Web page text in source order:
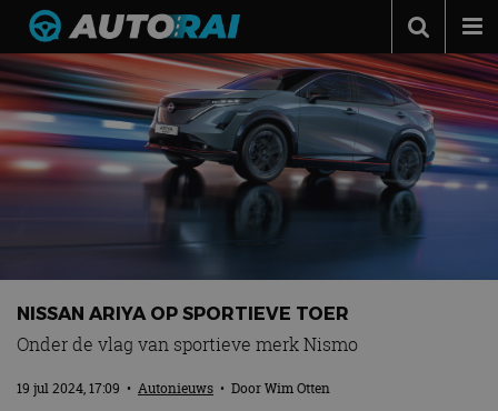
Autonieuws
Podcast
Autotests
Contact
MotorRAI.nl
NISSAN ARIYA OP SPORTIEVE TOER
Onder de vlag van sportieve merk Nismo
19 jul 2024, 17:09 • Autonieuws • DoorWim Otten